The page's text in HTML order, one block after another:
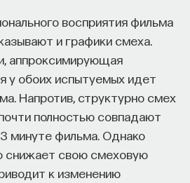
восприятия фильма
и графики смеха.
аппроксимирующая
у обоих испытуемых идет
Напротив, структурно смех
полностью совпадают
минуте фильма. Однако
снижает свою смеховую
к изменению